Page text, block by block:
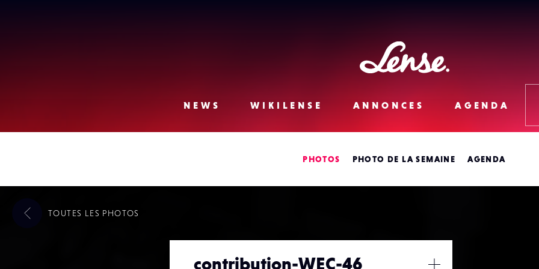
Lense
NEWS WIKILENSE ANNONCES AGENDA
PHOTOS PHOTO DE LA SEMAINE AGENDA
contribution-WEC-46
TOUTES LES PHOTOS